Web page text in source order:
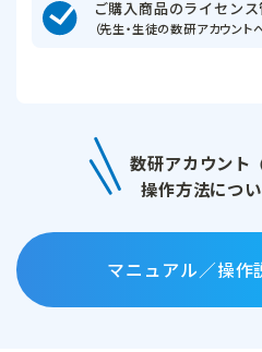
ご購入商品のライセン
（先生・生徒の数研アカウント
数研アカウント
操作方法につ
マニュアル／操作